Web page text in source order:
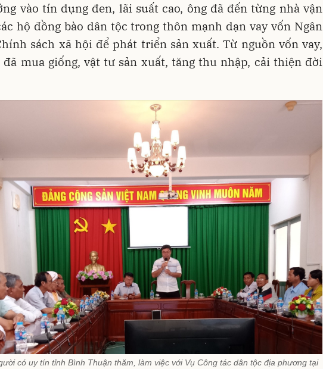
vào tín dụng đen, lãi suất cao, ông đã đến từng nhà vận
hộ đồng bào dân tộc trong thôn mạnh dạn vay vốn Ngân
sách xã hội để phát triển sản xuất. Từ nguồn vốn vay,
đã mua giống, vật tư sản xuất, tăng thu nhập, cải thiện đời
có uy tín tỉnh Bình Thuận thăm, làm việc với Vụ Công tác dân tộc địa phương tại